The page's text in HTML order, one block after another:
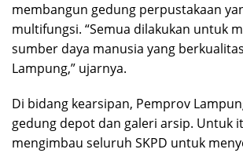
membangun gedung perpustakaan
multifungsi. “Semua dilakukan untuk
sumber daya manusia yang
Lampung,” ujarnya.
Di bidang kearsipan, Pemprov
gedung depot dan galeri arsip. Untuk
mengimbau seluruh SKPD untuk